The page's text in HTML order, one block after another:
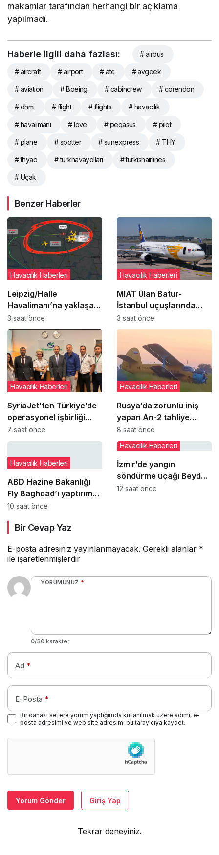
makamlar tarafından herhangi bir açıklama
yapılmadı.
Haberle ilgili daha fazlası: # airbus
# aircraft # airport # atc # avgeek
# aviation # Boeing # cabincrew # corendon
# dhmi # flight # flights # havacılık
# havalimani # love # pegasus # pilot
# plane # spotter # sunexpress # THY
# thyao # türkhavayolları # turkishairlines
# Uçak
Benzer Haberler
Leipzig/Halle
Havalimanı’na yaklaşan
DHL uçağı bilinmeyen
cisimle çarpıştı
Havacılık Haberleri
3 saat önce
MIAT Ulan Batur-
İstanbul uçuşlarında
geçici güzergah
değişikliğine gitti
Havacılık Haberleri
3 saat önce
SyriaJet’ten Türkiye’de
operasyonel işbirliği
adımı
Havacılık Haberleri
7 saat önce
Rusya’da zorunlu iniş
yapan An-2 tahliye
sırasında daha ağır
hasar gördü
Havacılık Haberleri
8 saat önce
ABD Hazine Bakanlığı
Fly Baghdad’ı yaptırım
listesinden çıkardı
Havacılık Haberleri
10 saat önce
İzmir’de yangın
söndürme uçağı Beydağ
Baraj Göleti’nde yeniden
Havacılık Haberleri
12 saat önce
Bir Cevap Yaz
E-posta adresiniz yayınlanmayacak. Gerekli alanlar *
ile işaretlenmişlerdir
YORUMUNUZ *
0/30 karakter
Ad *
E-Posta *
Bir dahaki sefere yorum yaptığımda kullanılmak üzere adımı, e-
posta adresimi ve web site adresimi bu tarayıcıya kaydet.
Yorum Gönder Giriş Yap
Tekrar deneyiniz.